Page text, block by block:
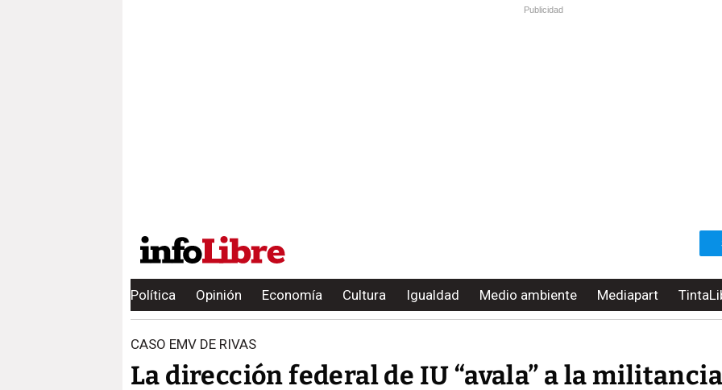
Publicidad
Política Opinión Economía Cultura Igualdad Medio ambiente Mediapart
CASO EMV DE RIVAS
La dirección federal de IU “avala” a la